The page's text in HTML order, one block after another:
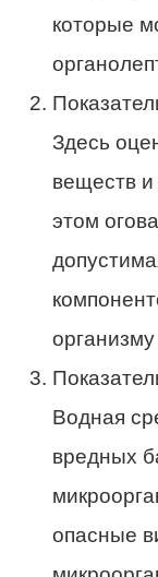
которые
Здесь
веществ
этом
Водная
вредных
опасные